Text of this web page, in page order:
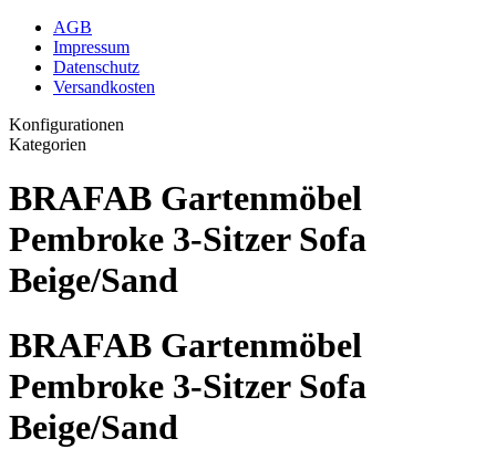
AGB
Impressum
Datenschutz
Versandkosten
Konfigurationen
Kategorien
BRAFAB Gartenmöbel
Pembroke 3-Sitzer Sofa
Beige/Sand
BRAFAB Gartenmöbel
Pembroke 3-Sitzer Sofa
Beige/Sand